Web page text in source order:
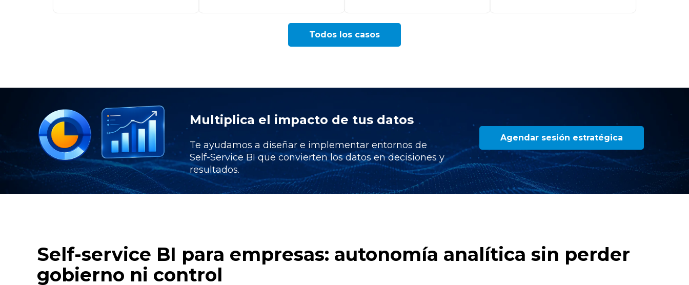
Todos los casos
Multiplica el impacto de tus datos
Te ayudamos a diseñar e implementar entornos de
Self-Service BI que convierten los datos en decisiones y
resultados.
Agendar sesión estratégica
Self-service BI para empresas: autonomía analítica sin perder
gobierno ni control